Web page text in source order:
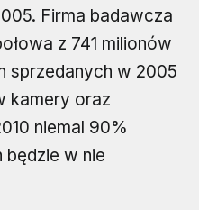
Firma badawcza
z 741 milionów
sprzedanych w 2005
kamery oraz
niemal 90%
w nie